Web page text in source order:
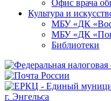
Офис врача
Культура и
МБУ «ДК
МБУ «ДК
Библиотеки